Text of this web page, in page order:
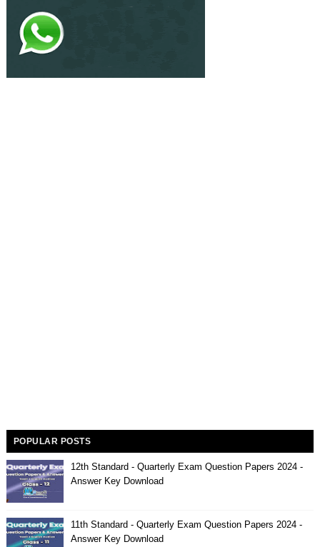
POPULAR POSTS
12th Standard - Quarterly Exam Question Papers 2024 -
Answer Key Download
11th Standard - Quarterly Exam Question Papers 2024 -
Answer Key Download